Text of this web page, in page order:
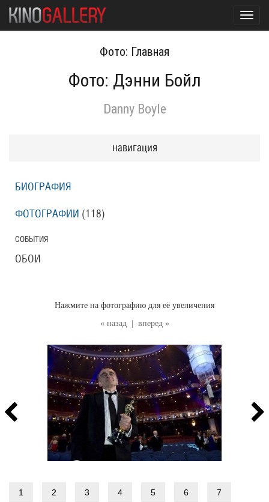
Фото: Главная
Фото: Дэнни Бойл
Danny Boyle
« назад вперед »
Нажмите на фотографию для её увеличения
1 2 3 4 5 6 7
навигация
БИОГРАФИЯ
ФОТОГРАФИИ (118)
СОБЫТИЯ
ОБОИ